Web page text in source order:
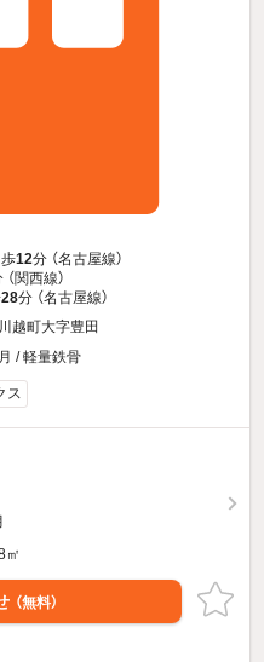
12分 （名古屋線）
（関西線）
28分 （名古屋線）
越町大字豊田
/ 軽量鉄骨
ス
㎡
（無料）